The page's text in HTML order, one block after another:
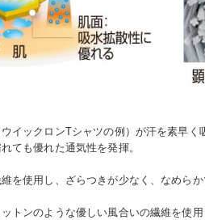
イックロンTシャツの例）が汗を素早
ても優れた通気性を発揮。
を使用し、ざらつきが少なく、なめらか
トンのような優しい風合いの繊維を使用